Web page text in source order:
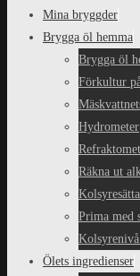
Mina bryggder
Brygga öl hemma
Brygga öl
Förkultur
Hydrometer
Räkna ut
Prima med
Ölets ingredienser